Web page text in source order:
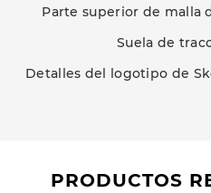
Parte superior de malla
Suela de
Detalles del logotipo de
PRODUCTOS